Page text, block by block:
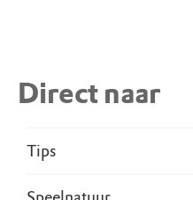
Direct naar
Tips